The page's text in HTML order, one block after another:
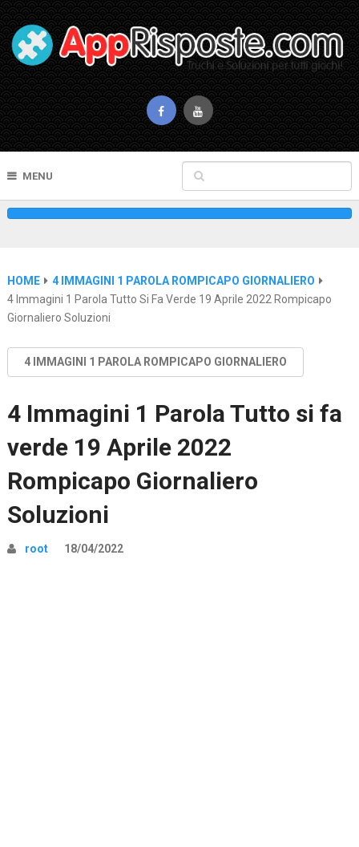
MENU
HOME
4 IMMAGINI 1 PAROLA ROMPICAPO GIORNALIERO
4 Immagini 1 Parola Tutto Si Fa Verde 19 Aprile 2022 Rompicapo
Giornaliero Soluzioni
4 IMMAGINI 1 PAROLA ROMPICAPO GIORNALIERO
4 Immagini 1 Parola Tutto si fa
verde 19 Aprile 2022
Rompicapo Giornaliero
Soluzioni
root 18/04/2022